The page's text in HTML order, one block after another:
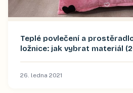
Teplé povlečení a
ložnice: jak vybrat materiál
26. ledna 2021